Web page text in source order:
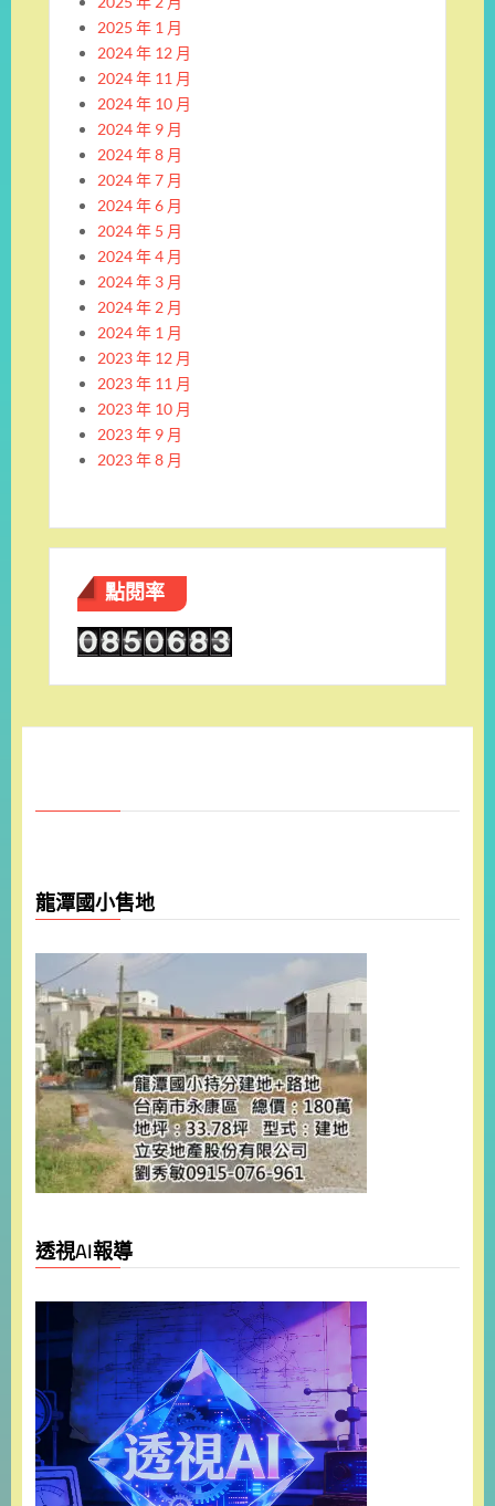
2025 年 1 月
2024 年 12 月
2024 年 11 月
2024 年 10 月
2024 年 9 月
2024 年 8 月
2024 年 7 月
2024 年 6 月
2024 年 5 月
2024 年 4 月
2024 年 3 月
2024 年 2 月
2024 年 1 月
2023 年 12 月
2023 年 11 月
2023 年 10 月
2023 年 9 月
2023 年 8 月
點閱率
龍潭國小售地
透視AI報導